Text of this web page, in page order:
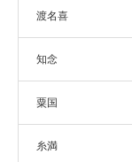
渡名喜
知念
粟国
糸満